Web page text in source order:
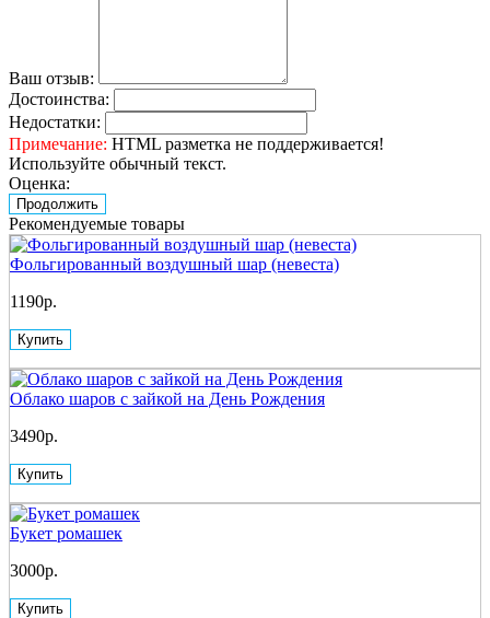
Ваш отзыв:
Достоинства:
Недостатки:
Примечание: HTML разметка не поддерживается!
Используйте обычный текст.
Оценка:
Продолжить
Рекомендуемые товары
Фольгированный воздушный шар (невеста)
1190р.
Купить
Облако шаров с зайкой на День Рождения
3490р.
Купить
Букет ромашек
3000р.
Купить